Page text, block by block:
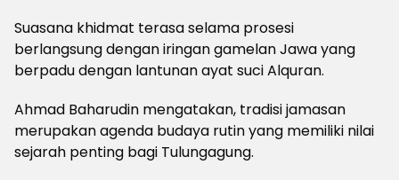
Suasana khidmat terasa selama prosesi
berlangsung dengan iringan gamelan Jawa yang
berpadu dengan lantunan ayat suci Alquran.
Ahmad Baharudin mengatakan, tradisi jamasan
merupakan agenda budaya rutin yang memiliki nilai
sejarah penting bagi Tulungagung.